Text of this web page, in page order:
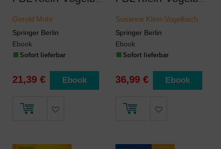
Gerold Mohr
Springer Berlin
Ebook
Sofort lieferbar
21,39 € Ebook
Susanne Klein-Vogelbach
Springer Berlin
Ebook
Sofort lieferbar
36,99 € Ebook